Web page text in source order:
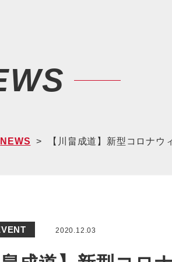
NEWS 【川畠成道】新型コロナ
2020.12.03